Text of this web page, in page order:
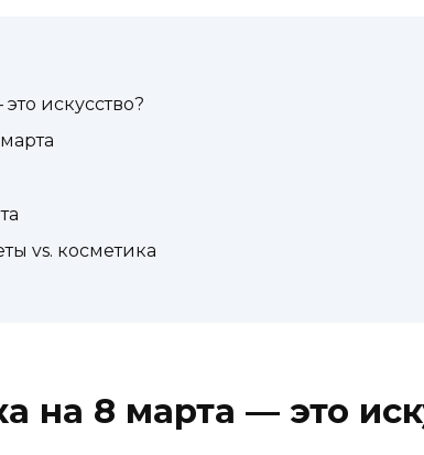
искусство?
vs. косметика
на 8 марта — это